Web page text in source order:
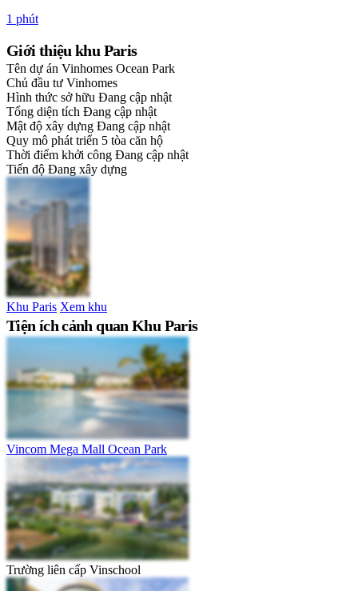
1 phút
Giới thiệu khu Paris
Tên dự án Vinhomes Ocean Park
Chủ đầu tư Vinhomes
Hình thức sở hữu Đang cập nhật
Tổng diện tích Đang cập nhật
Mật độ xây dựng Đang cập nhật
Quy mô phát triển 5 tòa căn hộ
Thời điểm khởi công Đang cập nhật
Tiến độ Đang xây dựng
Khu Paris Xem khu
Tiện ích cảnh quan Khu Paris
Vincom Mega Mall Ocean Park
Trường liên cấp Vinschool